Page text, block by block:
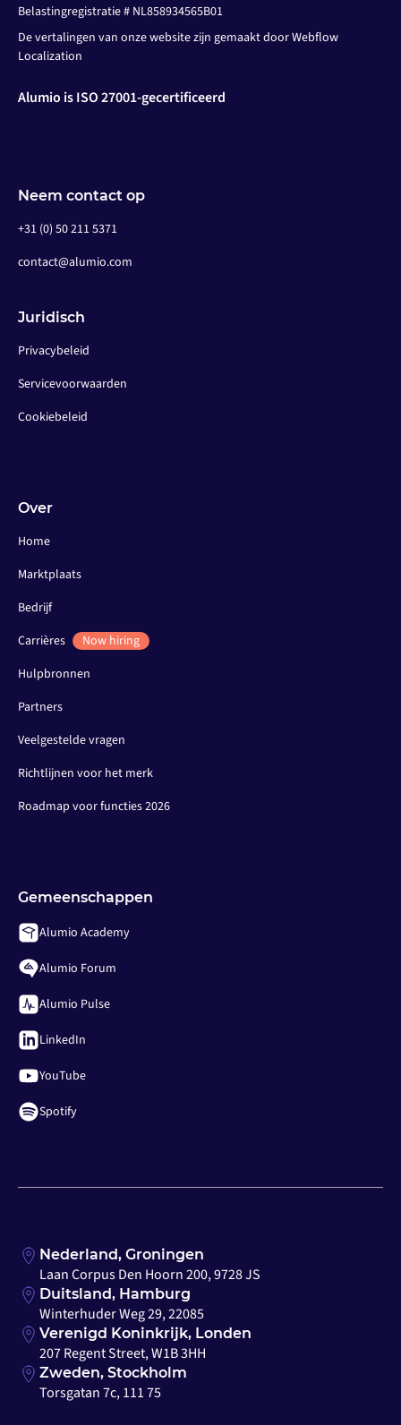
Belastingregistratie # NL858934565B01
De vertalingen van onze website zijn gemaakt door Webflow
Localization
Alumio is ISO 27001-gecertificeerd
Neem contact op
+31 (0) 50 211 5371
contact@alumio.com
Juridisch
Privacybeleid
Servicevoorwaarden
Cookiebeleid
Over
Home
Marktplaats
Bedrijf
Carrières
Now hiring
Hulpbronnen
Partners
Veelgestelde vragen
Richtlijnen voor het merk
Roadmap voor functies 2026
Gemeenschappen
Alumio Academy
Alumio Forum
Alumio Pulse
LinkedIn
YouTube
Spotify
Nederland, Groningen
Laan Corpus Den Hoorn 200, 9728 JS
Duitsland, Hamburg
Winterhuder Weg 29, 22085
Verenigd Koninkrijk, Londen
207 Regent Street, W1B 3HH
Zweden, Stockholm
Torsgatan 7c, 111 75